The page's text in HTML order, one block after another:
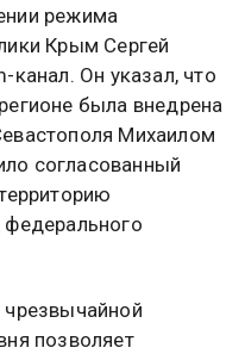
режима
Крым Сергей
канал. Он указал, что
была внедрена
Михаилом
согласованный
федерального
позволяет